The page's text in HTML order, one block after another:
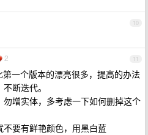
10
11
2
一个版本的漂亮很多，提高的办法
断迭代。
增实体，多考虑一下如何删掉这个
要有鲜艳颜色，用黑白蓝